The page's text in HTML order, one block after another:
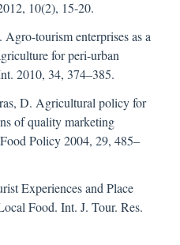
10(2), 15-20.
tourism enterprises as a
for peri-urban
2010, 34, 374–385.
D. Agricultural policy for
of quality marketing
Policy 2004, 29, 485–
Experiences and Place
Food. Int. J. Tour. Res.